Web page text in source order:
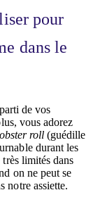
pour
dans le
de vos
vous adorez
roll (guédille
durant les
limités dans
on ne peut se
notre assiette.